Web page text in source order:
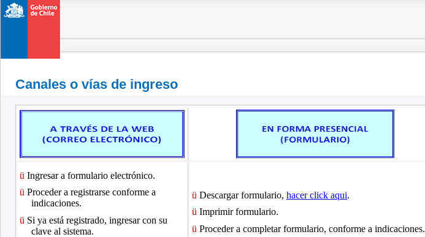
Canales o vías de ingreso
ü Ingresar a formulario electrónico.
ü Proceder a registrarse conforme a
indicaciones.
ü Si ya está registrado, ingresar con su
clave al sistema.
ü Descargar formulario, hacer click aqui.
ü Imprimir formulario.
ü Proceder a completar formulario, conforme a indicaciones.